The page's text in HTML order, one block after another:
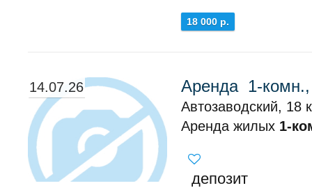
18 000 р.
14.07.26 Аренда 1-комн.,
Автозаводский, 18
Аренда жилых 1-
депозит